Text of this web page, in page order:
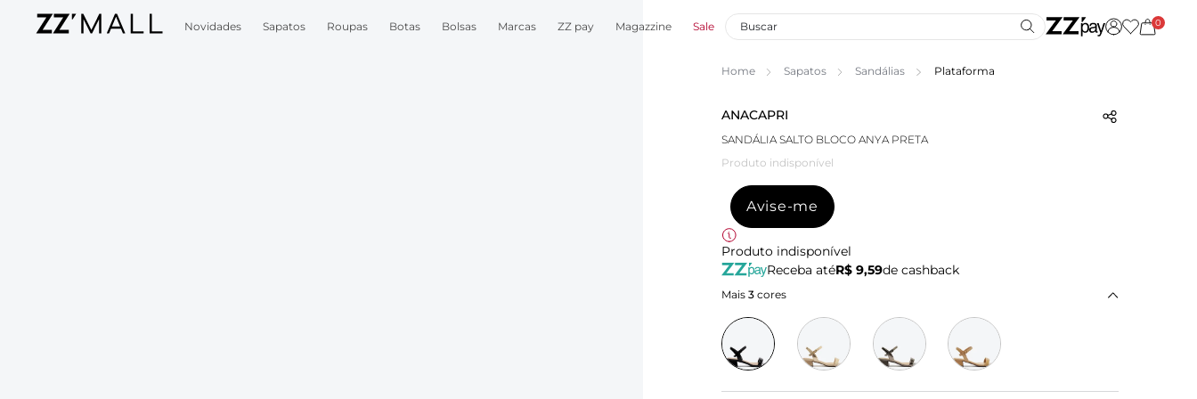
Novidades Sapatos Roupas Botas Bolsas Marcas ZZ pay Magazzine Sale 0
Home Sapatos Sandálias Plataforma
ANACAPRI
SANDÁLIA SALTO BLOCO ANYA PRETA
Produto indisponível
Avise-me
Produto indisponível
Receba atéR$ 9,59de cashback
Mais 3 cores